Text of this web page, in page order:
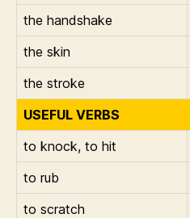
the handshake
the skin
the stroke
USEFUL VERBS
to knock, to hit
to rub
to scratch